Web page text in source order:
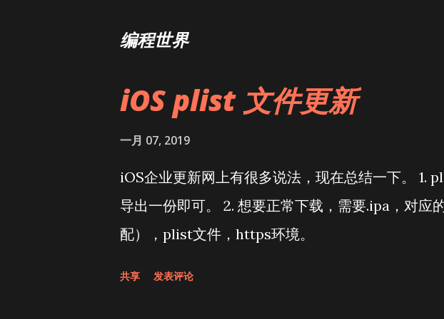
编程世界
iOS plist 文件更新
一月 07, 2019
iOS企业更新网上有很多说法，现在总结一下。 1.
导出一份即可。 2. 想要正常下载，需要.ipa，对应
配），plist文件，https环境。
共享 发表评论